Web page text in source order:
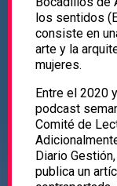
los sentidos
consiste en
arte y la
mujeres.
Entre el 2020
podcast
Comité de
Diario
publica un